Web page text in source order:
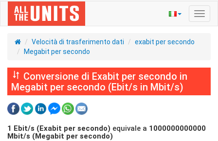
Velocità di trasferimento dati
exabit per secondo
Megabit per secondo
Conversione di Exabit per secondo in
Megabit per secondo (Ebit/s in Mbit/s)
1 Ebit/s (Exabit per secondo) equivale a 1000000000000
Mbit/s (Megabit per secondo)